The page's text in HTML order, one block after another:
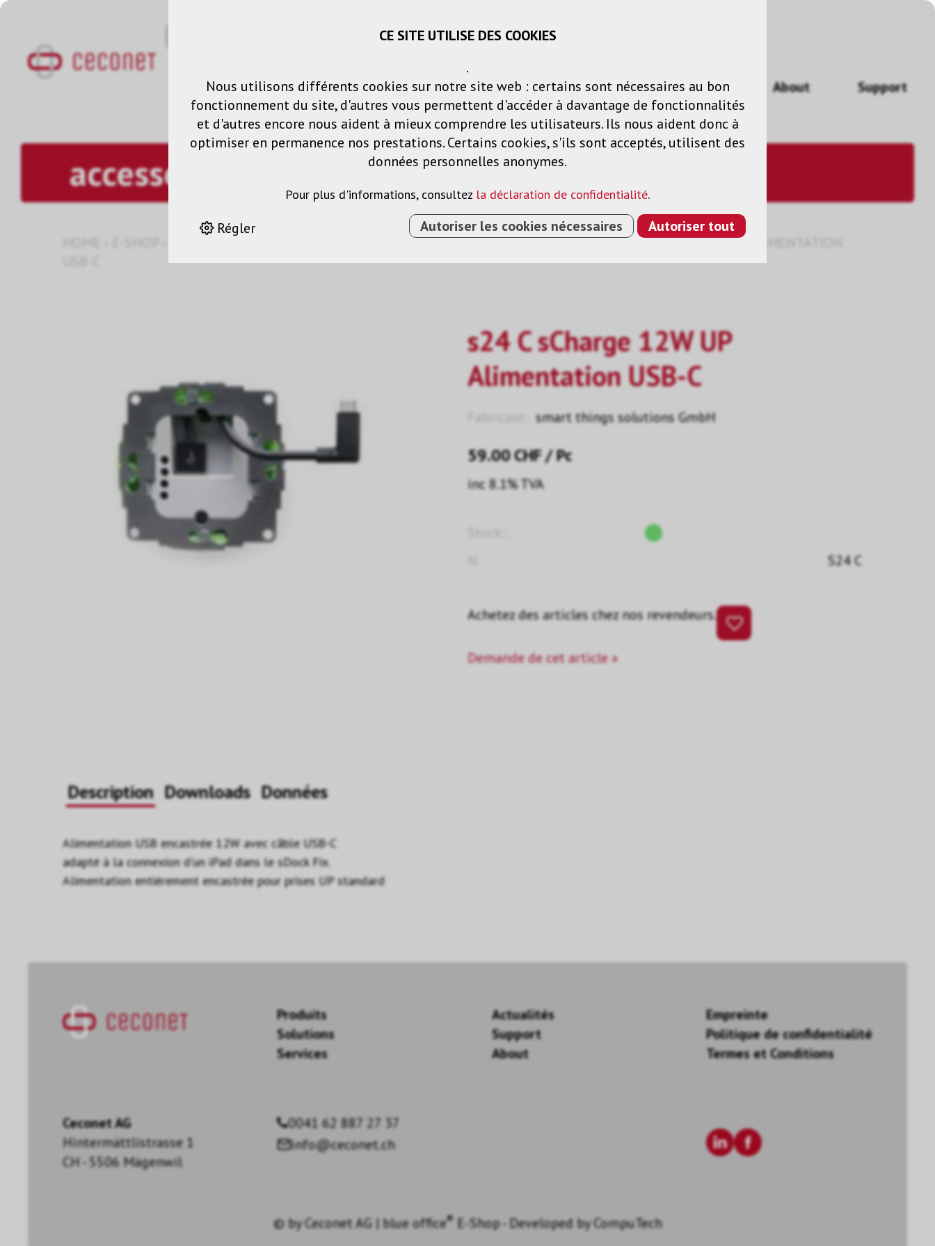
Panier Listes de voeux
Produits Solutions Services Actualités About Support
accessories
SUPPORT POUR TABLETTE›ACCESSORIES›S24 C SCHARGE 12W UP ALIMENTATION
s24 C sCharge 12W UP
Alimentation USB-C
smart things solutions GmbH
59.00CHF/ Pc
inc 8.1% TVA
S24 C
Achetez des articles chez nos revendeurs.
Demande de cet article »
Description Downloads Données
Alimentation USB encastrée 12W avec câble USB-C
adapté à la connexion d'un iPad dans le sDock Fix.
Alimentation entièrement encastrée pour prises UP standard
Produits
Solutions
Services
Actualités
Support
About
Empreinte
Politique de confidentialité
Termes et Conditions
Ceconet AG
Hintermättlistrasse 1
CH - 5506 Mägenwil
0041 62 887 27 37
info@ceconet.ch
© byCeconet AG|blue office®E-Shop - Developed byCompuTech
CE SITE UTILISE DES COOKIES
.
Nous utilisons différents cookies sur notre site web : certains sont nécessaires au bon
fonctionnement du site, d'autres vous permettent d'accéder à davantage de fonctionnalités
et d'autres encore nous aident à mieux comprendre les utilisateurs. Ils nous aident donc à
optimiser en permanence nos prestations. Certains cookies, s'ils sont acceptés, utilisent des
données personnelles anonymes.
Pour plus d'informations, consultez la déclaration de confidentialité.
Régler Autoriser les cookies nécessaires Autoriser tout